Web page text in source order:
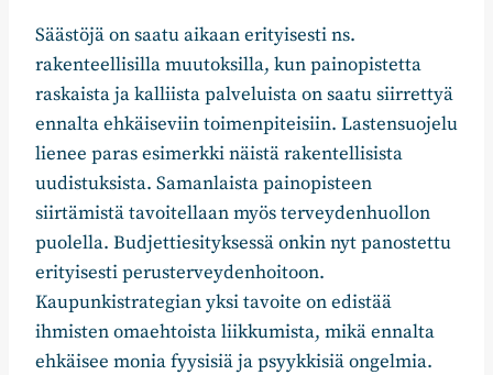
Säästöjä on saatu aikaan erityisesti ns.
rakenteellisilla muutoksilla, kun painopistetta
raskaista ja kalliista palveluista on saatu siirrettyä
ennalta ehkäiseviin toimenpiteisiin. Lastensuojelu
lienee paras esimerkki näistä rakentellisista
uudistuksista. Samanlaista painopisteen
siirtämistä tavoitellaan myös terveydenhuollon
puolella. Budjettiesityksessä onkin nyt panostettu
erityisesti perusterveydenhoitoon.
Kaupunkistrategian yksi tavoite on edistää
ihmisten omaehtoista liikkumista, mikä ennalta
ehkäisee monia fyysisiä ja psyykkisiä ongelmia.